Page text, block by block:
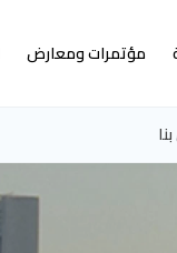
مؤتمرات ومعارض